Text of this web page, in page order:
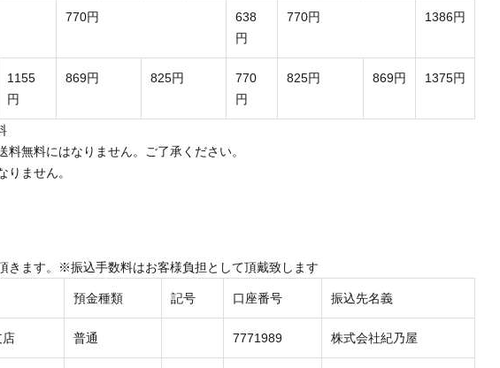
770円
638
円
770円 1386円
1155
円
869円 825円
770
円
825円 869円 1375円
無料にはなりません。ご了承ください。
ません。
きます。※振込手数料はお客様負担として頂戴致します
預金種類 記号 口座番号 振込先名義
店 普通 7771989 株式会社紀乃屋